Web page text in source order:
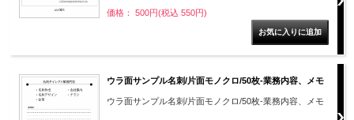
価格： 500円(税込 550円)
ウラ面サンプル名刺/片面モノクロ/50枚-業務内容、メモ
ウラ面サンプル名刺/片面モノクロ/50枚-業務内容、メモ